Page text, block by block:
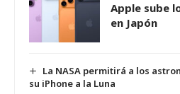
Apple sube
en Japón
La NASA permitirá a los
su iPhone a la Luna